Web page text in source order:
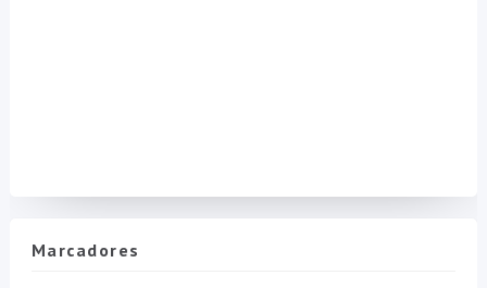
Marcadores